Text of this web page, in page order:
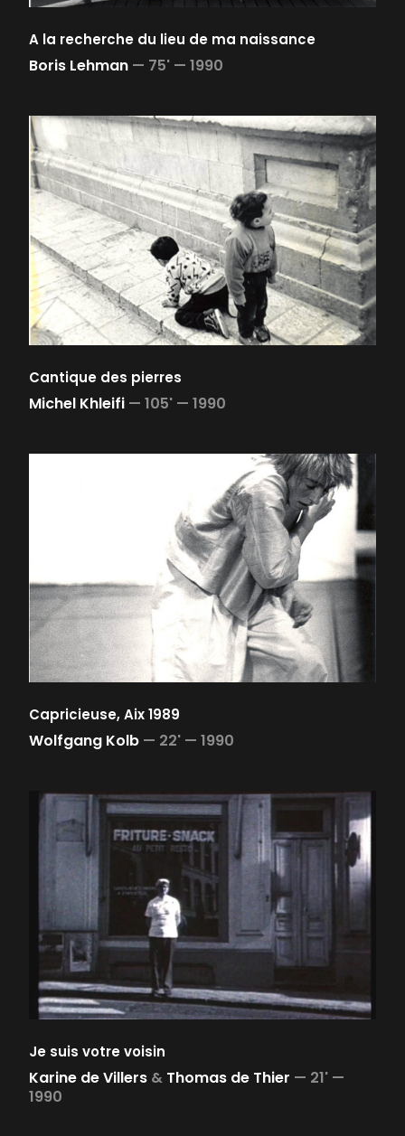
A la recherche du lieu de ma naissance
Boris Lehman — 75' — 1990
Cantique des pierres
Michel Khleifi — 105' — 1990
Capricieuse, Aix 1989
Wolfgang Kolb — 22' — 1990
Je suis votre voisin
Karine de Villers & Thomas de Thier — 21' —
1990